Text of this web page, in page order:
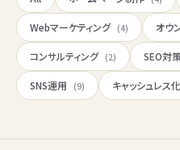
Webマーケティング (4) オウ
コンサルティング (2) SEO対
SNS運用 (9) キャッシュレス